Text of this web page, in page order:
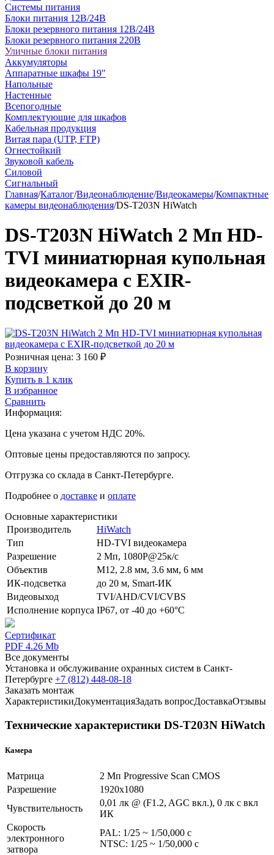
Системы питания
Блоки питания 12В/24В
Блоки резервного питания 12В/24В
Блоки резервного питания 220В
Уличные блоки питания
Аккумуляторы
Аппаратные шкафы 19"
Напольные
Настенные
Всепогодные
Комплектующие для шкафов
Кабельная продукция
Витая пара (UTP, FTP)
Огнестойкий
Звуковой кабель
Силовой
Сигнальный
Главная/Каталог/Видеонаблюдение/Видеокамеры/Компактные
камеры видеонаблюдения/DS-T203N HiWatch
DS-T203N HiWatch 2 Мп HD-
TVI миниатюрная купольная
видеокамера с EXIR-
подсветкой до 20 м
Розничная цена: 3 160 ₽
В корзину
Купить в 1 клик
В избранное
Сравнить
Информация:
Цена указана с учетом НДС 20%.
Оптовые цены предоставляются по запросу.
Отгрузка со склада в Санкт-Петербурге.
Подробнее о доставке и оплате
Основные характеристики
Производитель
HiWatch
Тип
HD-TVI видеокамера
Разрешение
2 Мп, 1080Р@25к/с
Объектив
М12, 2.8 мм, 3.6 мм, 6 мм
ИК-подсветка
до 20 м, Smart-ИК
Видеовыход
TVI/AHD/CVI/CVBS
Исполнение корпуса IP67, от -40 до +60°C
Сертификат
PDF 4.26 Mb
Все документы
Установка и обслуживание охранных систем в Санкт-
Петербурге +7 (812) 448-08-18
Заказать монтаж
ХарактеристикиДокументацияЗадать вопросДоставкаОтзывы
Технические характеристики DS-T203N HiWatch
Камера
Матрица
2 Мп Progressive Scan CMOS
Разрешение
1920х1080
Чувствительность
0,01 лк @ (F1.2, AGC вкл.), 0 лк с вкл
ИК
Скорость
электронного
затвора
PAL: 1/25 ~ 1/50,000 с
NTSC: 1/25 ~ 1/50,000 с